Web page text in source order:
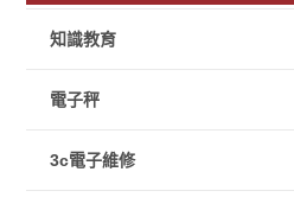
知識教育
電子秤
3c電子維修